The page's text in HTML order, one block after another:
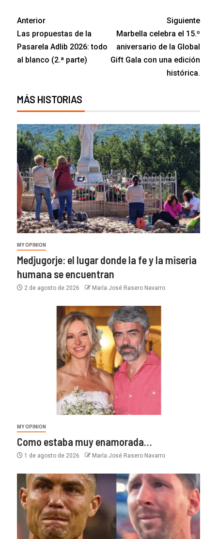
Anterior
Las propuestas de la
Pasarela Adlib 2026: todo
al blanco (2.ª parte)
Siguiente
Marbella celebra el 15.º
aniversario de la Global
Gift Gala con una edición
histórica.
MÁS HISTORIAS
MY OPINION
Medjugorje: el lugar donde la fe y la miseria
humana se encuentran
2 de agosto de 2026 María José Rasero Navarro
MY OPINION
Como estaba muy enamorada…
1 de agosto de 2026 María José Rasero Navarro